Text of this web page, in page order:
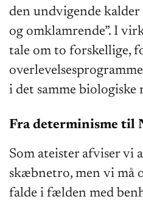
den undvigende kalder
og omklamrende”. I
tale om to forskellige,
i det samme biologiske
Fra determinisme til
Som ateister afviser vi
skæbnetro, men vi må
falde i fælden med